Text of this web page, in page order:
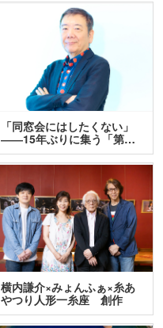
「同窓会にはしたくない」
――15年ぶりに集う「第…
横内謙介×みょんふぁ×糸あ
やつり人形一糸座 創作
人…